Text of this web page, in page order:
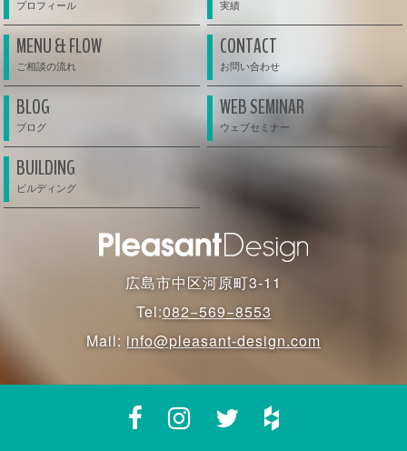
MENU & FLOW CONTACT
BLOG WEB SEMINAR
BUILDING
広島市中区河原町3-11
Tel:082−569−8553
Mail: info@pleasant-design.com